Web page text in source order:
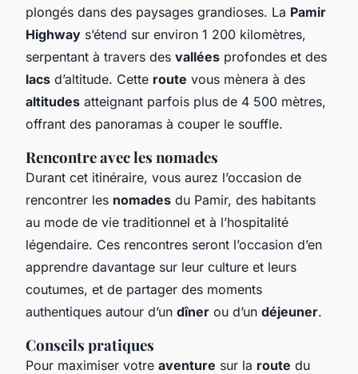
plongés dans des paysages grandioses. La Pamir
Highway s’étend sur environ 1 200 kilomètres,
serpentant à travers des vallées profondes et des
lacs d’altitude. Cette route vous mènera à des
altitudes atteignant parfois plus de 4 500 mètres,
offrant des panoramas à couper le souffle.
Rencontre avec les nomades
Durant cet itinéraire, vous aurez l’occasion de
rencontrer les nomades du Pamir, des habitants
au mode de vie traditionnel et à l’hospitalité
légendaire. Ces rencontres seront l’occasion d’en
apprendre davantage sur leur culture et leurs
coutumes, et de partager des moments
authentiques autour d’un dîner ou d’un déjeuner.
Conseils pratiques
Pour maximiser votre aventure sur la route du